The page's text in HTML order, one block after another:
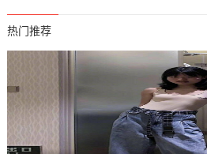
热门推荐